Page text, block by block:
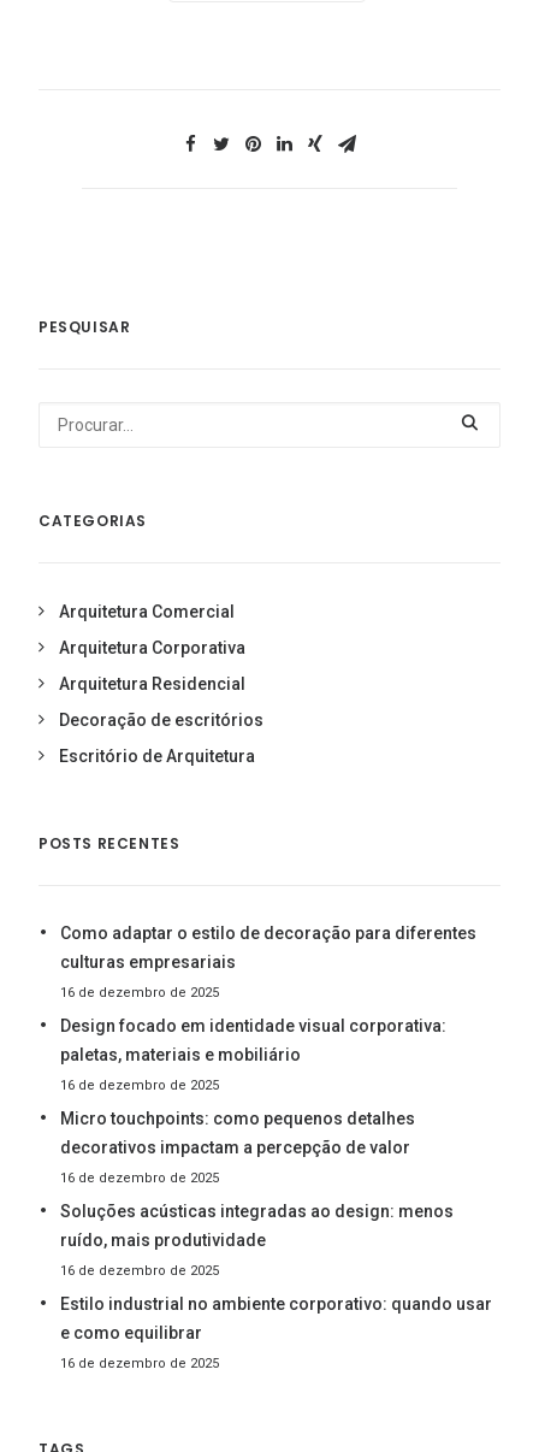
PESQUISAR
CATEGORIAS
Arquitetura Comercial
Arquitetura Corporativa
Arquitetura Residencial
Decoração de escritórios
Escritório de Arquitetura
POSTS RECENTES
Como adaptar o estilo de decoração para diferentes
culturas empresariais
16 de dezembro de 2025
Design focado em identidade visual corporativa:
paletas, materiais e mobiliário
16 de dezembro de 2025
Micro touchpoints: como pequenos detalhes
decorativos impactam a percepção de valor
16 de dezembro de 2025
Soluções acústicas integradas ao design: menos
ruído, mais produtividade
16 de dezembro de 2025
Estilo industrial no ambiente corporativo: quando usar
e como equilibrar
16 de dezembro de 2025